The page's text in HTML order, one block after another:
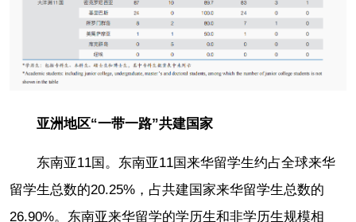
亚洲地区“一带一路”共建国家
东南亚11国。东南亚11国来华留学生约占全球来华
留学生总数的20.25%，占共建国家来华留学生总数的
26.90%。东南亚来华留学的学历生和非学历生规模相